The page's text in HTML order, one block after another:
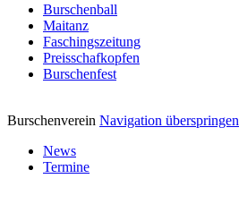
Burschenball
Maitanz
Faschingszeitung
Preisschafkopfen
Burschenfest
Burschenverein Navigation überspringen
News
Termine